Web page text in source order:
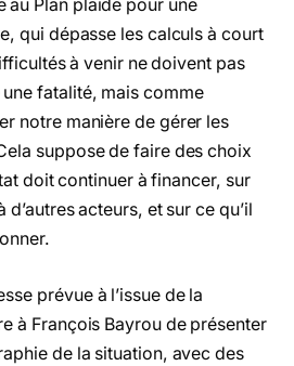
au Plan plaide pour une
qui dépasse les calculs à court
à venir ne doivent pas
fatalité, mais comme
notre manière de gérer les
suppose de faire des choix
doit continuer à financer, sur
d’autres acteurs, et sur ce qu’il
prévue à l’issue de la
à François Bayrou de présenter
de la situation, avec des